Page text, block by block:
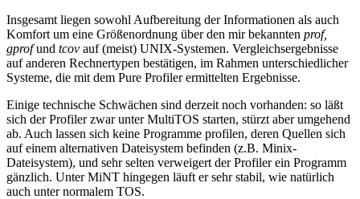
Insgesamt liegen sowohl Aufbereitung der Informationen als auch
Komfort um eine Größenordnung über den mir bekannten prof,
gprofund tcov auf (meist) UNIX-Systemen. Vergleichsergebnisse
auf anderen Rechnertypen bestätigen, im Rahmen unterschiedlicher
Systeme, die mit dem Pure Profiler ermittelten Ergebnisse.
Einige technische Schwächen sind derzeit noch vorhanden: so läßt
sich der Profiler zwar unter MultiTOS starten, stürzt aber umgehend
ab. Auch lassen sich keine Programme profilen, deren Quellen sich
auf einem alternativen Dateisystem befinden (z.B. Minix-
Dateisystem), und sehr selten verweigert der Profiler ein Programm
gänzlich. Unter MiNT hingegen läuft er sehr stabil, wie natürlich
auch unter normalem TOS.